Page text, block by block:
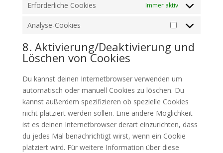
Erforderliche Cookies Immer aktiv
Analyse-Cookies
Analyse-
Cookies
8. Aktivierung/Deaktivierung und
Löschen von Cookies
Du kannst deinen Internetbrowser verwenden um
automatisch oder manuell Cookies zu löschen. Du
kannst außerdem spezifizieren ob spezielle Cookies
nicht platziert werden sollen. Eine andere Möglichkeit
ist es deinen Internetbrowser derart einzurichten, dass
du jedes Mal benachrichtigt wirst, wenn ein Cookie
platziert wird. Für weitere Information über diese